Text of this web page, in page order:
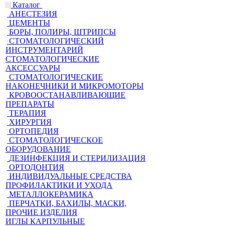
Каталог
АНЕСТЕЗИЯ
ЦЕМЕНТЫ
БОРЫ, ПОЛИРЫ, ШТРИПСЫ
СТОМАТОЛОГИЧЕСКИЙ
ИНСТРУМЕНТАРИЙ
СТОМАТОЛОГИЧЕСКИЕ
АКСЕССУАРЫ
СТОМАТОЛОГИЧЕСКИЕ
НАКОНЕЧНИКИ И МИКРОМОТОРЫ
КРОВООСТАНАВЛИВАЮЩИЕ
ПРЕПАРАТЫ
ТЕРАПИЯ
ХИРУРГИЯ
ОРТОПЕДИЯ
СТОМАТОЛОГИЧЕСКОЕ
ОБОРУДОВАНИЕ
ДЕЗИНФЕКЦИЯ И СТЕРИЛИЗАЦИЯ
ОРТОДОНТИЯ
ИНДИВИДУАЛЬНЫЕ СРЕДСТВА
ПРОФИЛАКТИКИ И УХОДА
МЕТАЛЛОКЕРАМИКА
ПЕРЧАТКИ, БАХИЛЫ, МАСКИ,
ПРОЧИЕ ИЗДЕЛИЯ
ИГЛЫ КАРПУЛЬНЫЕ